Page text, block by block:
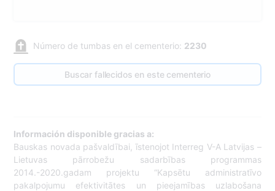
Número de tumbas en el cementerio: 2230
Buscar fallecidos en este cementerio
Información disponible gracias a:
Bauskas novada pašvaldībai, īstenojot Interreg V-A Latvijas –
Lietuvas pārrobežu sadarbības programmas
2014.-2020.gadam projektu “Kapsētu administratīvo
pakalpojumu efektivitātes un pieejamības uzlabošana